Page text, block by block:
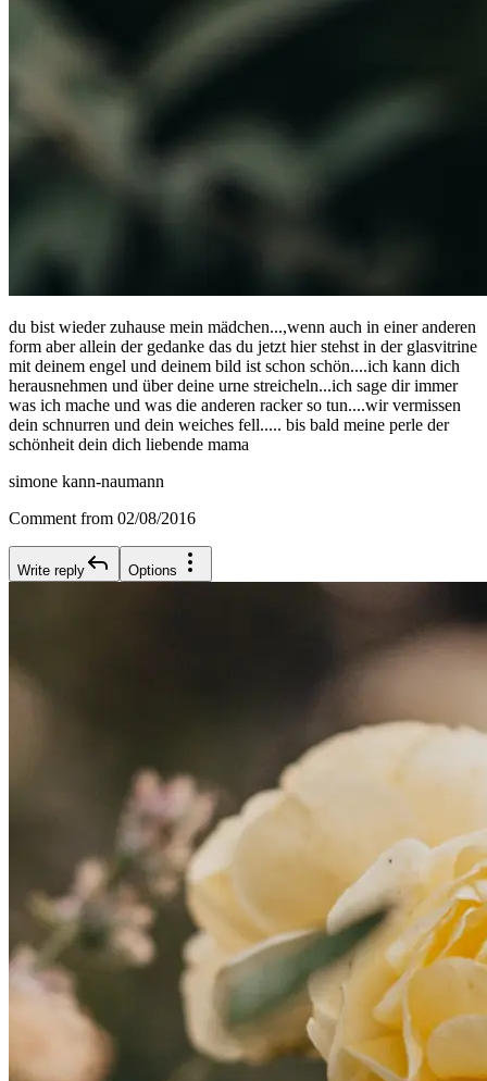
du bist wieder zuhause mein mädchen...,wenn auch in einer anderen
form aber allein der gedanke das du jetzt hier stehst in der glasvitrine
mit deinem engel und deinem bild ist schon schön....ich kann dich
herausnehmen und über deine urne streicheln...ich sage dir immer
was ich mache und was die anderen racker so tun....wir vermissen
dein schnurren und dein weiches fell..... bis bald meine perle der
schönheit dein dich liebende mama
simone kann-naumann
Comment from 02/08/2016
Write reply Options